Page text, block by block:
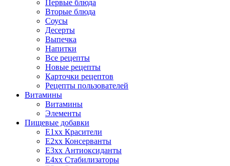
Первые блюда
Вторые блюда
Соусы
Десерты
Выпечка
Напитки
Все рецепты
Новые рецепты
Карточки рецептов
Рецепты пользователей
Витамины
Витамины
Элементы
Пищевые добавки
E1xx Красители
E2xx Консерванты
E3xx Антиоксиданты
E4xx Стабилизаторы